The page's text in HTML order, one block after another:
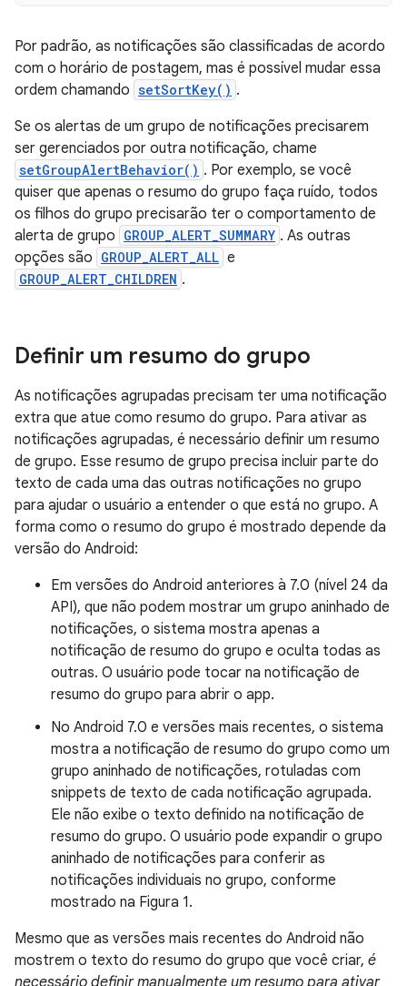
Por padrão, as notificações são classificadas de acordo
com o horário de postagem, mas é possível mudar essa
ordem chamando setSortKey() .
Se os alertas de um grupo de notificações precisarem
ser gerenciados por outra notificação, chame
setGroupAlertBehavior() . Por exemplo, se você
quiser que apenas o resumo do grupo faça ruído, todos
os filhos do grupo precisarão ter o comportamento de
alerta de grupo GROUP_ALERT_SUMMARY . As outras
opções são GROUP_ALERT_ALL e
GROUP_ALERT_CHILDREN .
Definir um resumo do grupo
As notificações agrupadas precisam ter uma notificação
extra que atue como resumo do grupo. Para ativar as
notificações agrupadas, é necessário definir um resumo
de grupo. Esse resumo de grupo precisa incluir parte do
texto de cada uma das outras notificações no grupo
para ajudar o usuário a entender o que está no grupo. A
forma como o resumo do grupo é mostrado depende da
versão do Android:
Em versões do Android anteriores à 7.0 (nível 24 da
API), que não podem mostrar um grupo aninhado de
notificações, o sistema mostra apenas a
notificação de resumo do grupo e oculta todas as
outras. O usuário pode tocar na notificação de
resumo do grupo para abrir o app.
No Android 7.0 e versões mais recentes, o sistema
mostra a notificação de resumo do grupo como um
grupo aninhado de notificações, rotuladas com
snippets de texto de cada notificação agrupada.
Ele não exibe o texto definido na notificação de
resumo do grupo. O usuário pode expandir o grupo
aninhado de notificações para conferir as
notificações individuais no grupo, conforme
mostrado na Figura 1.
Mesmo que as versões mais recentes do Android não
mostrem o texto do resumo do grupo que você criar, é
necessário definir manualmente um resumo para ativar